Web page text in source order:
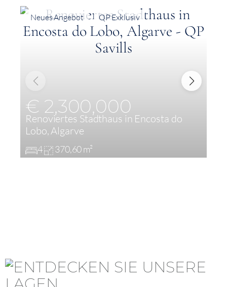
€ 2,300,000
Renoviertes Stadthaus in Encosta do
Lobo, Algarve
4 370,60 m²
Neues Angebot QP Exklusiv